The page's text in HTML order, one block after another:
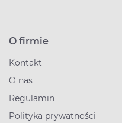
O firmie
Kontakt
O nas
Regulamin
Polityka prywatności